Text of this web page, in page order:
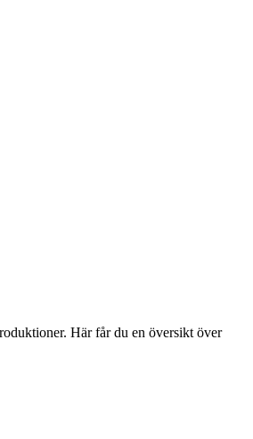
Här får du en översikt över